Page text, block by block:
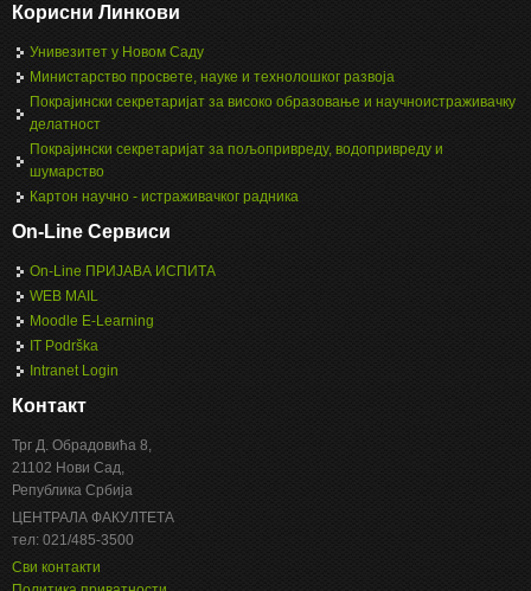
Корисни Линкови
Унивезитет у Новом Саду
Министарство просвете, науке и технолошког развоја
Покрајински секретаријат за високо образовање и научноистраживачку
делатност
Покрајински секретаријат за пољопривреду, водопривреду и
шумарство
Картон научно - истраживачког радника
On-Line Сервиси
On-Line ПРИЈАВА ИСПИТА
WEB MAIL
Moodle E-Learning
IT Podrška
Intranet Login
Контакт
Трг Д. Обрадовића 8,
21102 Нови Сад,
Република Србија
ЦЕНТРАЛА ФАКУЛТЕТА
тел: 021/485-3500
Сви контакти